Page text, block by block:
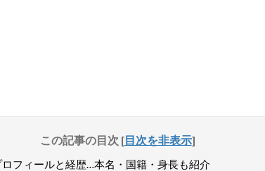
この記事の目次 [目次を非表示]
フィールと経歴…本名・国籍・身長も紹介